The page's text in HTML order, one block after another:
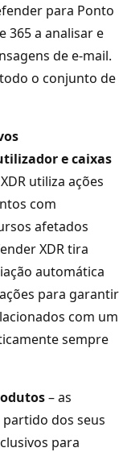
para Ponto
365 a analisar e
de e-mail.
o conjunto de
e caixas
utiliza ações
com
afetados
XDR tira
automática
para garantir
com um
sempre
– as
dos seus
para